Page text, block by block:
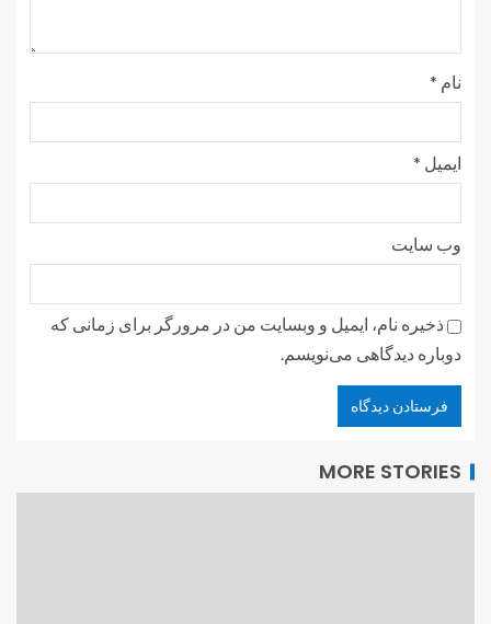
نام *
ایمیل *
وب‌ سایت
ذخیره نام، ایمیل و وبسایت من در مرورگر برای زمانی که
دوباره دیدگاهی می‌نویسم.
MORE STORIES